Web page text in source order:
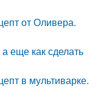
от Оливера.
еще как сделать
в мультиварке.